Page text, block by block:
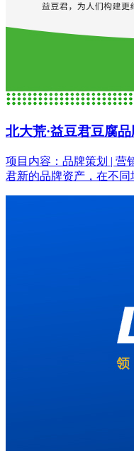
北大荒·益豆君豆腐品
项目内容：品牌策划 | 营
君新的品牌资产，在不同